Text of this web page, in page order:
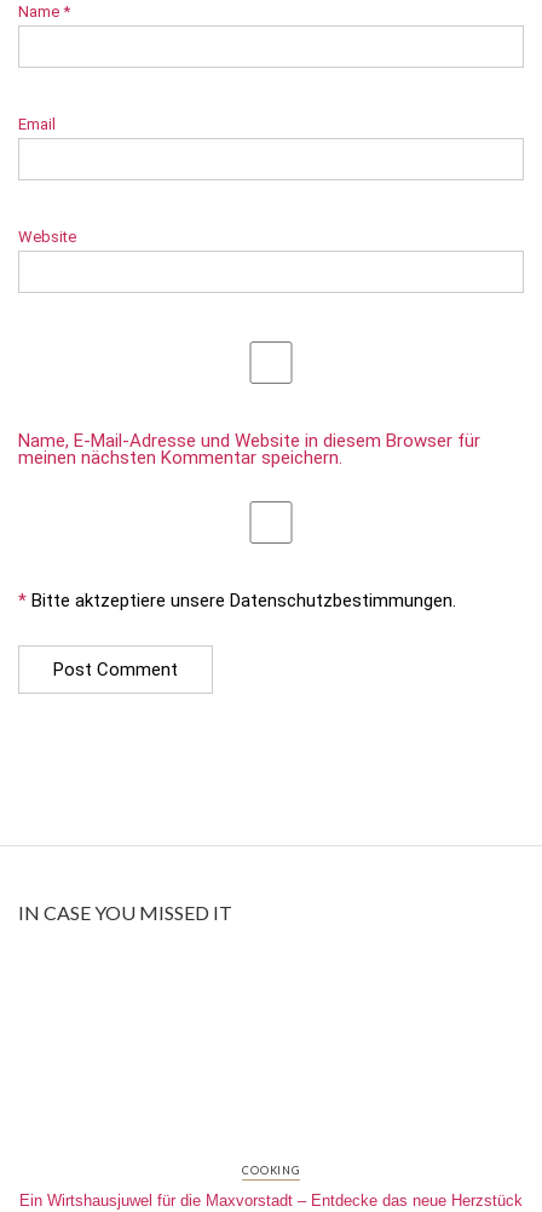
Name *
Email
Website
Name, E-Mail-Adresse und Website in diesem Browser für
meinen nächsten Kommentar speichern.
* Bitte aktzeptiere unsere Datenschutzbestimmungen.
IN CASE YOU MISSED IT
COOKING
Ein Wirtshausjuwel für die Maxvorstadt – Entdecke das neue Herzstück